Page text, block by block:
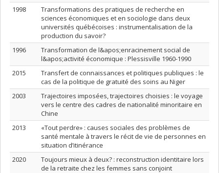
1998
Transformations des pratiques de recherche en
sciences économiques et en sociologie dans deux
universités québécoises : instrumentalisation de la
production du savoir?
1996
Transformation de l&apos;enracinement social de
l&apos;activité économique : Plessisville 1960-1990
2015
Transfert de connaissances et politiques publiques : le
cas de la politique de gratuité des soins au Niger
2003
Trajectoires imposées, trajectoires choisies : le voyage
vers le centre des cadres de nationalité minoritaire en
Chine
2013
«Tout perdre» : causes sociales des problèmes de
santé mentale à travers le récit de vie de personnes en
situation d’itinérance
2020
Toujours mieux à deux? : reconstruction identitaire lors
de la retraite chez les femmes sans conjoint